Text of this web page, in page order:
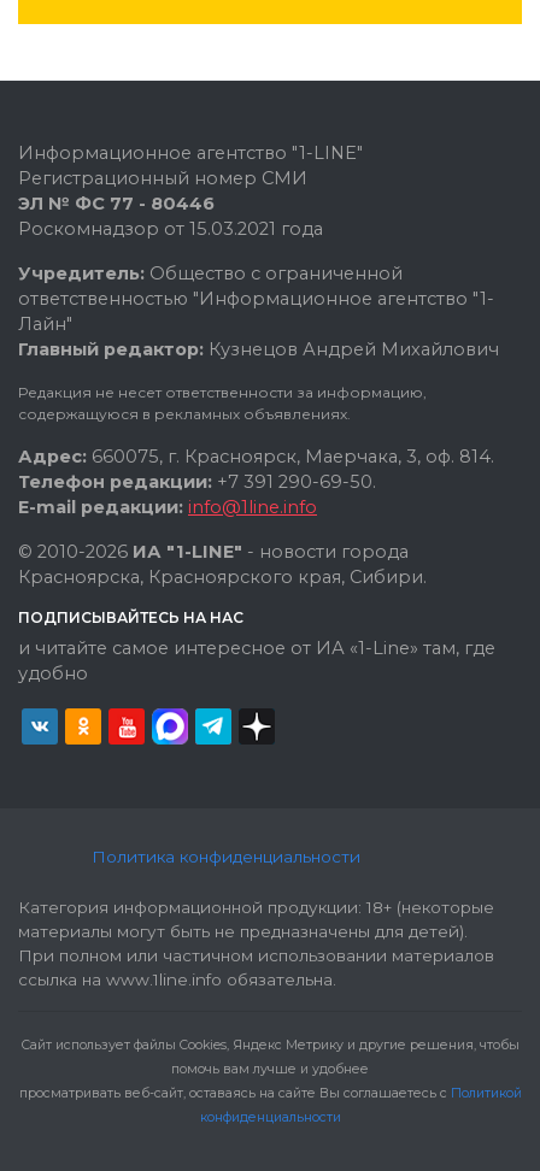
Информационное агентство "1-LINE"
Регистрационный номер СМИ
ЭЛ № ФС 77 - 80446
Роскомнадзор от 15.03.2021 года
Учредитель: Общество с ограниченной
ответственностью "Информационное агентство "1-
Лайн"
Главный редактор: Кузнецов Андрей Михайлович
Редакция не несет ответственности за информацию,
содержащуюся в рекламных объявлениях.
Адрес: 660075, г. Красноярск, Маерчака, 3, оф. 814.
Телефон редакции: +7 391 290-69-50.
E-mail редакции: info@1line.info
© 2010-2026 ИА "1-LINE" - новости города
Красноярска, Красноярского края, Сибири.
ПОДПИСЫВАЙТЕСЬ НА НАС
и читайте самое интересное от ИА «1-Line» там, где
удобно
Политика конфиденциальности
Категория информационной продукции: 18+ (некоторые
материалы могут быть не предназначены для детей).
При полном или частичном использовании материалов
ссылка на www.1line.info обязательна.
Cайт использует файлы Cookies, Яндекс Метрику и другие решения, чтобы
помочь вам лучше и удобнее
просматривать веб-сайт, оставаясь на сайте Вы соглашаетесь с Политикой
конфиденциальности